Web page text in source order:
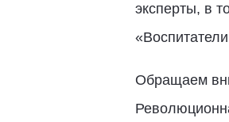
эксперты, в
Обращаем